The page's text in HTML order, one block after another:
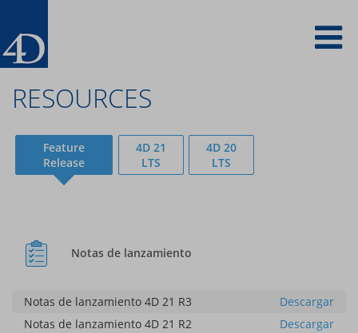
main
content
RESOURCES
Feature
Release
4D 21
LTS
4D 20
LTS
Notas de lanzamiento
Notas de lanzamiento 4D 21 R3
Descargar
Notas de lanzamiento 4D 21 R2
Descargar